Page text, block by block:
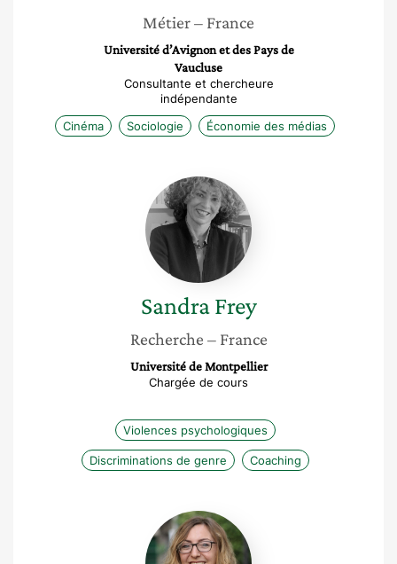
Métier– France
Université d’Avignon et des Pays de
Vaucluse
Consultante et chercheure
indépendante
Cinéma
Sociologie Économie des médias
Sandra
Frey
Sandra Frey
Recherche – France
Université de Montpellier
Chargée de cours
Violences psychologiques
Discriminations de genre Coaching
Agathe
Devaux-
Spatarakis